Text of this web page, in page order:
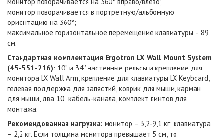
монитор поворачивается в портретную/альбомную
ориентацию на 360°;
максимальное горизонтальное перемещение клавиатуры – 89
см.
Стандартная комплектация Ergotron LX Wall Mount System
(45-551-216): 10’’ и 34’’ настенные рельсы и крепление для
монитора LX Wall Arm, крепление для клавиатуры LX Keyboard,
гелевая поддержка для запястий, коврик для мыши, карман
для мыши, два 10’’ кабель-канала, комплект винтов для
монтажа.
Рекомендованная нагрузка: монитор – 3,2-9,1 кг; клавиатура
– 2,2 кг. Если толщина монитора превышает 5 см, то